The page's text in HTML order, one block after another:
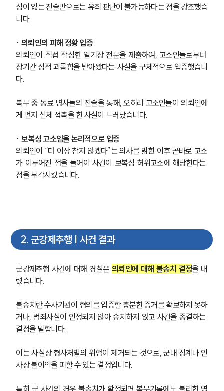
성이 없는 진술만으로는 유죄 판단이 불가능하다는 점을 강조했습
니다.
· 의뢰인의 피해 정황 입증
의뢰인이 직접 작성한 일기장 전문을 제출하여, 고소인들로부터
장기간 성적 괴롭힘을 받아왔다는 사실을 구체적으로 입증했습니
다.
복무 중 동료 병사들의 진술을 통해, 오히려 고소인들이 의뢰인에
게 먼저 신체 접촉을 한 사실이 드러났습니다.
· 보복성 고소임을 논리적으로 입증
의뢰인이 “더 이상 참지 않겠다”는 의사를 밝힌 이후 곧바로 고소
가 이루어진 점을 들어이 사건이 보복성 허위고소에 해당한다는
점을 부각시켰습니다.
2. 군강제추행 | 사건 결과
군강제추행 사건에 대해 경찰은 의뢰인에 대해 불송치 결정을 내
렸습니다.
불송치란 수사기관이 혐의를 입증할 충분한 증거를 확보하지 못하
거나, 범죄사실이 인정되지 않아 송치하지 않고 사건을 종결하는
결정을 말합니다.
이는 사실상 형사처벌의 위험이 제거되는 것으로, 군내 징계나 인
사상 불이익을 피할 수 있는 결정입니다.